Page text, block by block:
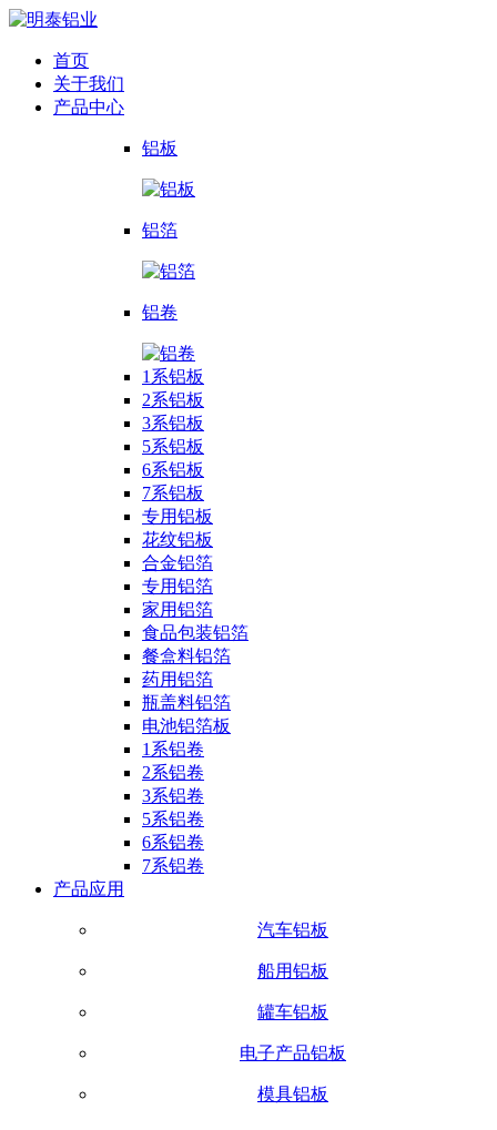
首页
关于我们
产品中心
铝板
铝箔
铝卷
1系铝板
2系铝板
3系铝板
5系铝板
6系铝板
7系铝板
专用铝板
花纹铝板
合金铝箔
专用铝箔
家用铝箔
食品包装铝箔
餐盒料铝箔
药用铝箔
瓶盖料铝箔
电池铝箔板
1系铝卷
2系铝卷
3系铝卷
5系铝卷
6系铝卷
7系铝卷
产品应用
汽车铝板
船用铝板
罐车铝板
电子产品铝板
模具铝板